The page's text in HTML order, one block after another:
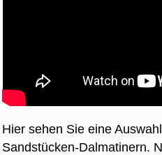
Hier sehen Sie eine
Sandstücken-Dalmatinern.